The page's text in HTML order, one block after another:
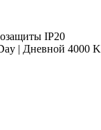
IP20
| Дневной 4000 K